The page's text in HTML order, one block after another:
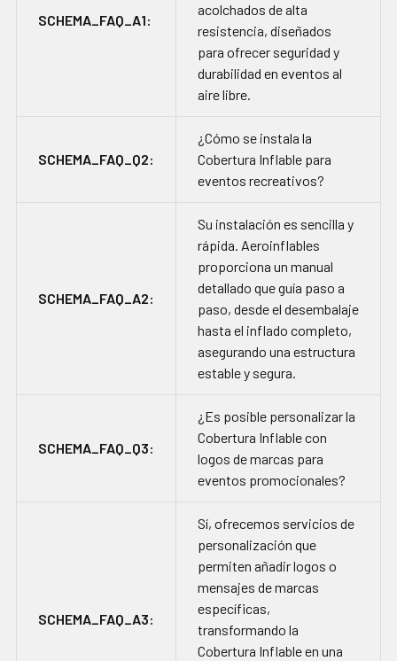
SCHEMA_FAQ_A1:
acolchados de alta
resistencia, diseñados
para ofrecer seguridad y
durabilidad en eventos al
aire libre.
SCHEMA_FAQ_Q2:
¿Cómo se instala la
Cobertura Inflable para
eventos recreativos?
SCHEMA_FAQ_A2:
Su instalación es sencilla y
rápida. Aeroinflables
proporciona un manual
detallado que guía paso a
paso, desde el desembalaje
hasta el inflado completo,
asegurando una estructura
estable y segura.
SCHEMA_FAQ_Q3:
¿Es posible personalizar la
Cobertura Inflable con
logos de marcas para
eventos promocionales?
SCHEMA_FAQ_A3:
Sí, ofrecemos servicios de
personalización que
permiten añadir logos o
mensajes de marcas
específicas,
transformando la
Cobertura Inflable en una